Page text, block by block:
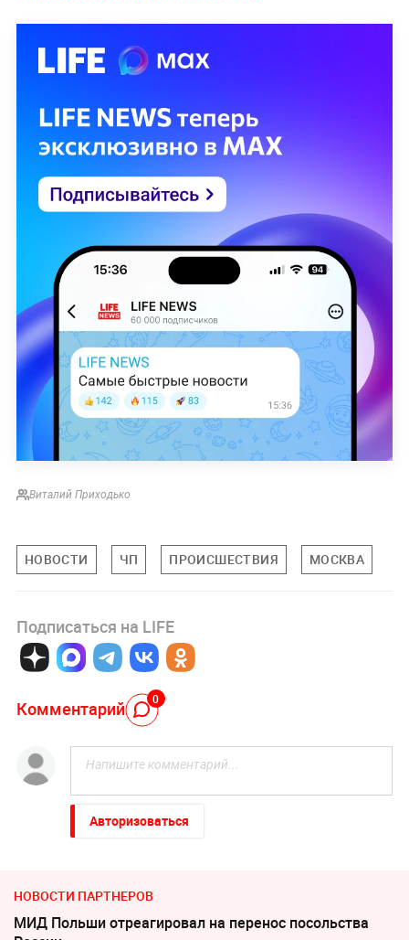
Виталий Приходько
НОВОСТИ ЧП ПРОИСШЕСТВИЯ МОСКВА
Подписаться на LIFE
Комментарий 0
Авторизоваться
НОВОСТИ ПАРТНЕРОВ
МИД Польши отреагировал на перенос посольства